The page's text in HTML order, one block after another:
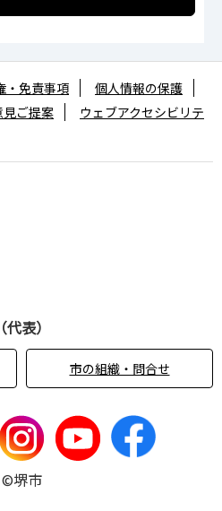
（代表）
市の組織・問合せ
・免責事項
個人情報の保護
ご提案
ウェブアクセシビリテ
©堺市